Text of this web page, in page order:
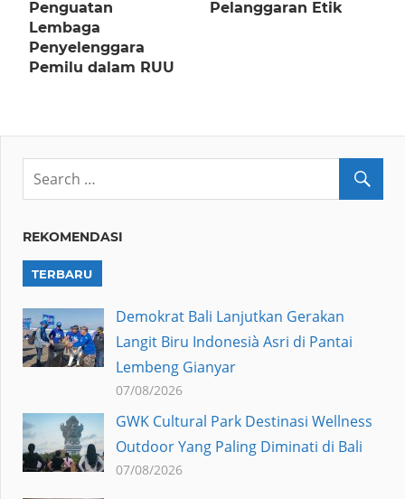
Penguatan
Lembaga
Penyelenggara
Pemilu dalam RUU
Pelanggaran Etik
REKOMENDASI
TERBARU
Demokrat Bali Lanjutkan Gerakan
Langit Biru Indonesià Asri di Pantai
Lembeng Gianyar
07/08/2026
GWK Cultural Park Destinasi Wellness
Outdoor Yang Paling Diminati di Bali
07/08/2026